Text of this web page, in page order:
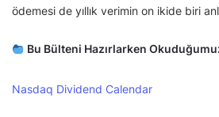
ödemesi de yıllık verimin on ikide biri
Bu Bülteni Hazırlarken
Nasdaq Dividend Calendar